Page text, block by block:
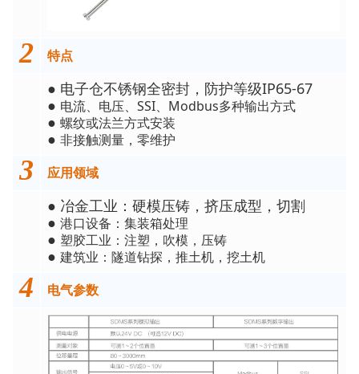
2 特点
● 电子仓不锈钢全密封，防护等级IP65-67
● 电流、电压、SSI、Modbus多种输出方式
● 螺纹或法兰方式安装
● 非接触测量，零维护
3 应用领域
● 冶金工业：硬模压铸，挤压成型，切割
● 港口设备：集装箱处理
● 塑胶工业：注塑，吹模，压铸
● 建筑业：隧道钻探，推土机，挖土机
4 电气参数